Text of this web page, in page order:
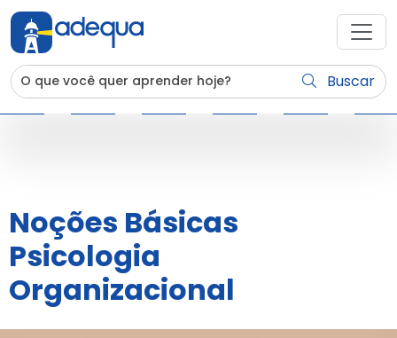
Buscar
Noções Básicas
Psicologia
Organizacional